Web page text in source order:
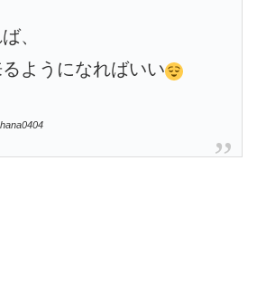
、
ようになればいい